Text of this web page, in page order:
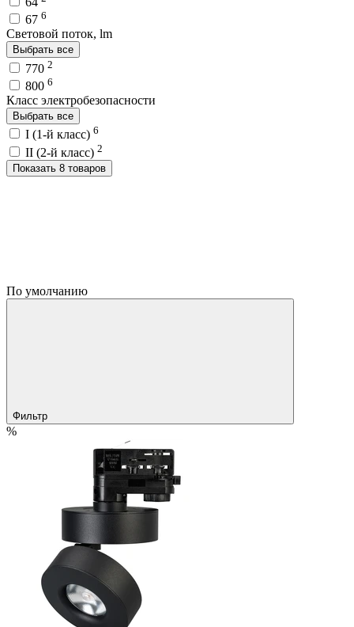
67 6
Световой поток, lm
Выбрать все
770 2
800 6
Класс электробезопасности
Выбрать все
I (1-й класс) 6
II (2-й класс) 2
Показать 8 товаров
По умолчанию
Фильтр
%